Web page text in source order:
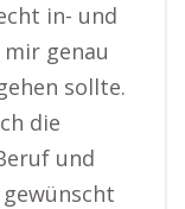
in- und
genau
sollte.
die
und